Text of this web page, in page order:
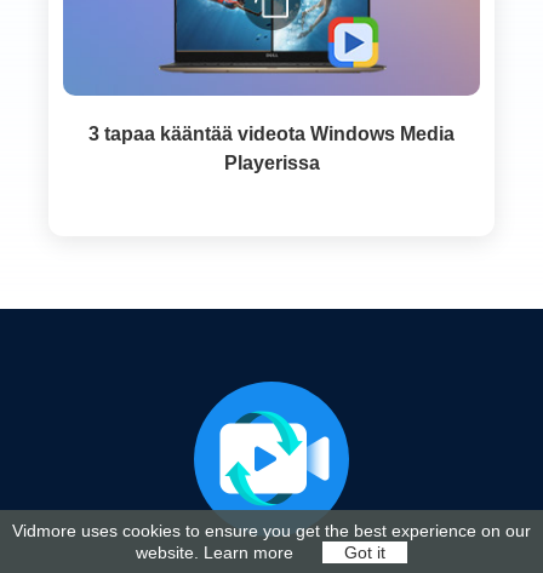
3 tapaa kääntää videota Windows Media
Playerissa
Vidmore uses cookies to ensure you get the best experience on our
website. Learn more Got it